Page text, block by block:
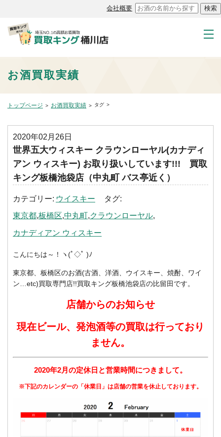
会社概要
お酒買取実績
トップページ お酒買取実績 タグ
2020年02月26日
世界五大ウィスキー クラウンローヤル(カナディ
アン ウィスキー) お取り扱いしています!!! 買取
キング板橋池袋店（中丸町 バス亭近く）
カテゴリー ウイスキー タグ
東京都 板橋区 中丸町 クラウンローヤル
カナディアン ウィスキー
こんにちは～！ヽ(ﾟ◇ﾟ )ﾉ
東京都、板橋区のお酒(古酒、洋酒、ウイスキー、焼酎、ワイ
ン…etc)買取専門店!!買取キング板橋池袋店の比留田です。
店舗からのお知らせ
現在ビール、発泡酒等の買取は行っており
ません。
2020年2月の定休日と営業時間につきまして。
※下記のカレンダーの「休業日」は店舗の営業を休止しております。